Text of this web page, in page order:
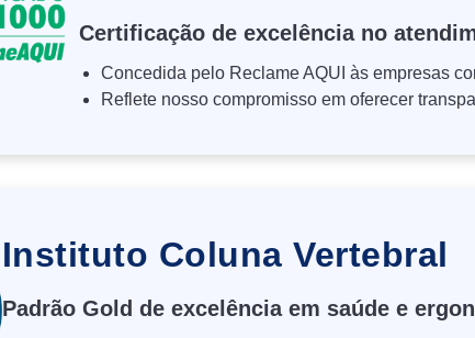
Certificação de excelência no
Concedida pelo Reclame AQUI às empresas
Reflete nosso compromisso em oferecer
Instituto Coluna Vertebral
Padrão Gold de excelência em saúde e